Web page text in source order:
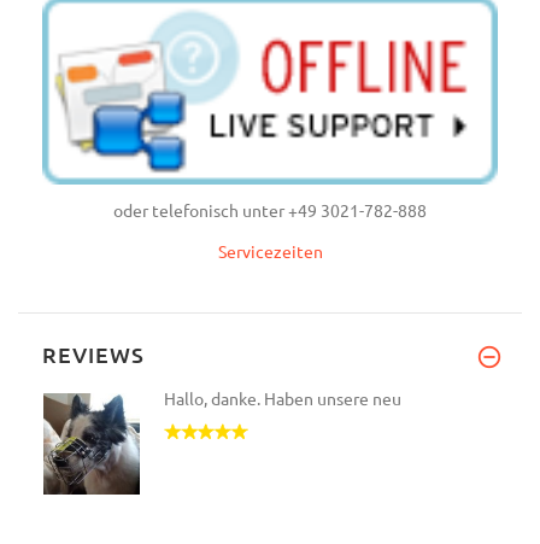
oder telefonisch unter +49 3021-782-888
Servicezeiten
REVIEWS
Hallo, danke. Haben unsere neu